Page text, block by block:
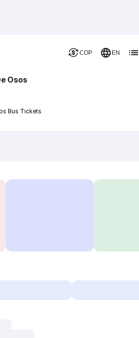
COP EN
Osos
Bus Tickets